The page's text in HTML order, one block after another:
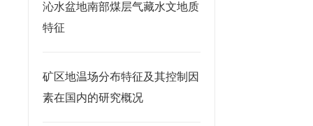
沁水盆地南部煤层气藏水文地质
特征
矿区地温场分布特征及其控制因
素在国内的研究概况